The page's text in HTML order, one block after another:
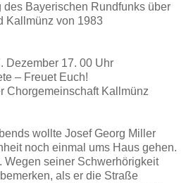
Bayerischen Rundfunks über
Kallmünz von 1983
Dezember 17. 00 Uhr
– Freuet Euch!
Chorgemeinschaft Kallmünz
wollte Josef Georg Miller
noch einmal ums Haus gehen.
Wegen seiner Schwerhörigkeit
als er die Straße